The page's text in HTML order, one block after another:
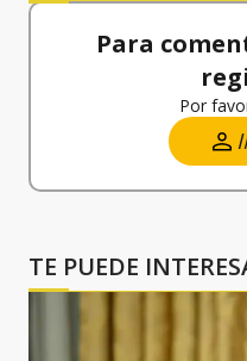
Para
Por
TE PUEDE